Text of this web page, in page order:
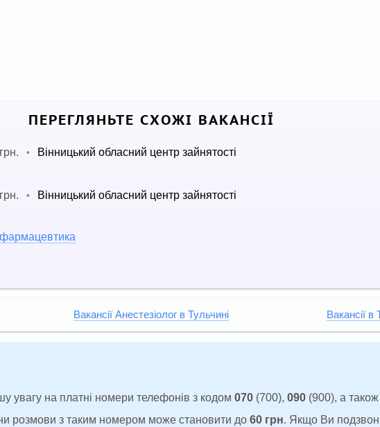
ПЕРЕГЛЯНЬТЕ СХОЖІ ВАКАНСІЇ
•
Вінницький обласний центр зайнятості
•
Вінницький обласний центр зайнятості
Вакансії Анестезіолог в Тульчині Вакансії в
увагу на платні номери телефонів з кодом 070 (700), 090 (900), а
розмови з таким номером може становити до 60 грн. Якщо Ви